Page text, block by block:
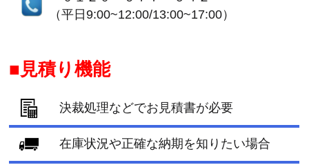
（平日9:00~12:00/13:00~17:00）
見積り機能
決裁処理などでお見積書が必要
在庫状況や正確な納期を知りたい場合